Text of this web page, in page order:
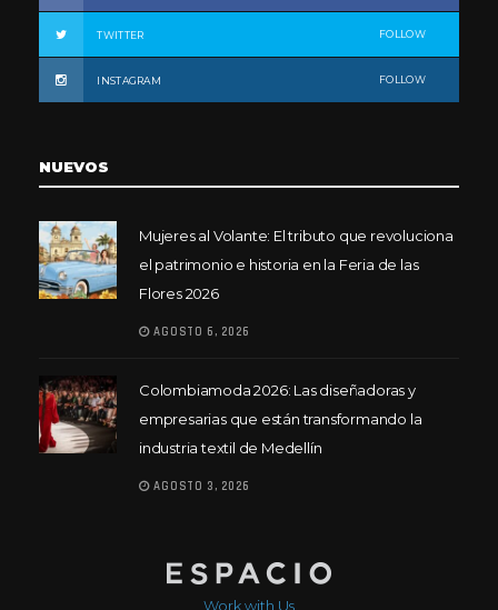
TWITTER FOLLOW
INSTAGRAM FOLLOW
NUEVOS
Mujeres al Volante: El tributo que revoluciona
el patrimonio e historia en la Feria de las
Flores 2026
AGOSTO 6, 2026
Colombiamoda 2026: Las diseñadoras y
empresarias que están transformando la
industria textil de Medellín
AGOSTO 3, 2026
Work with Us